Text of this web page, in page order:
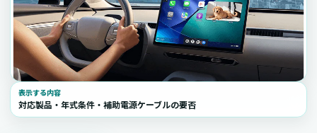
表示する内容
対応製品・年式条件・補助電源ケーブルの要否